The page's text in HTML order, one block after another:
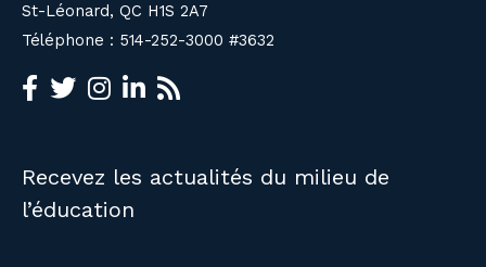
St-Léonard, QC H1S 2A7
Téléphone : 514-252-3000 #3632
Recevez les actualités du milieu de
l’éducation